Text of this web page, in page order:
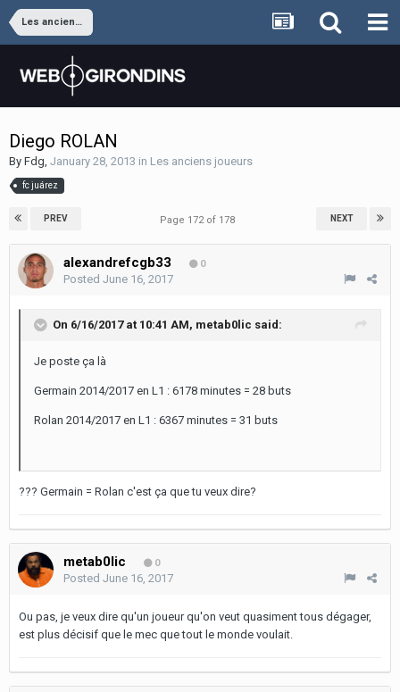
Les anciens joueurs
Diego ROLAN
By Fdg, January 28, 2013 in Les anciens joueurs
fc juárez
PREV NEXT
Page 172 of 178
alexandrefcgb33 0
Posted June 16, 2017
On 6/16/2017 at 10:41 AM, metab0lic said:
Je poste ça là
Germain 2014/2017 en L1 : 6178 minutes = 28 buts
Rolan 2014/2017 en L1 : 6367 minutes = 31 buts
??? Germain = Rolan c'est ça que tu veux dire?
metab0lic 0
Posted June 16, 2017
Ou pas, je veux dire qu'un joueur qu'on veut quasiment tous dégager,
est plus décisif que le mec que tout le monde voulait.